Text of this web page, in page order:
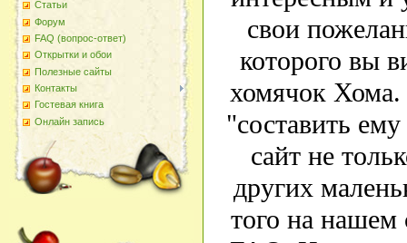
Статьи
Форум
FAQ (вопрос-ответ)
Открытки и обои
Полезные сайты
Контакты
Гостевая книга
Онлайн запись
свои
которого вы
хомячок
"составить
сайт не
других
того на нашем